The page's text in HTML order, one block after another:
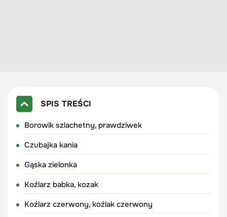
SPIS TREŚCI
Borowik szlachetny, prawdziwek
Czubajka kania
Gąska zielonka
Koźlarz babka, kozak
Koźlarz czerwony, koźlak czerwony